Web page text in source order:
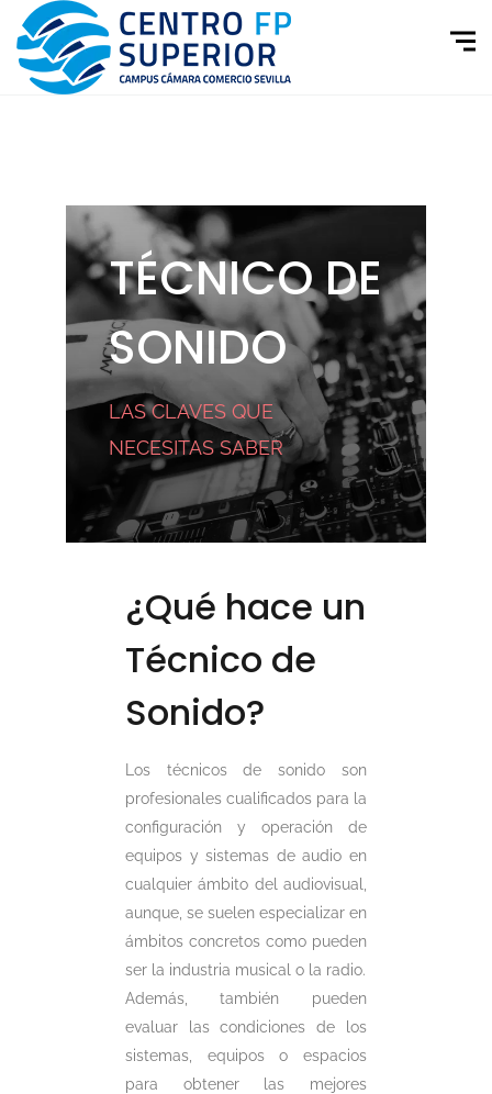
TÉCNICO DE
SONIDO
LAS CLAVES QUE
NECESITAS SABER
¿Qué hace un
Técnico de
Sonido?
Los técnicos de sonido son
profesionales cualificados para la
configuración y operación de
equipos y sistemas de audio en
cualquier ámbito del audiovisual,
aunque, se suelen especializar en
ámbitos concretos como pueden
ser la industria musical o la radio.
Además, también pueden
evaluar las condiciones de los
sistemas, equipos o espacios
para obtener las mejores